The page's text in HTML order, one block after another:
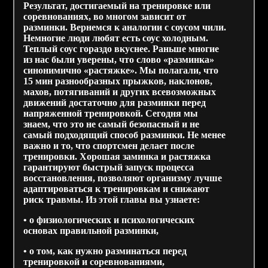
Результат, достигаемый на тренировке или
соревнованиях, во многом зависит от
разминки. Вернемся к аналогии с соусом чили.
Немногие люди любят есть соус холодным.
Теплый соус гораздо вкуснее. Раньше многие
из нас были уверены, что слово «разминка»
синонимично «растяжке». Мы полагали, что
15 мин разнообразных прыжков, наклонов,
махов, потягиваний и других всевозможных
движений достаточно для разминки перед
напряженной тренировкой. Сегодня мы
знаем, что это не самый безопасный и не
самый подходящий способ разминки. Не менее
важно и то, что спортсмен делает после
тренировки. Хорошая заминка и растяжка
гарантируют быстрый запуск процесса
восстановления, позволяют организму лучше
адаптироваться к тренировкам и снижают
риск травмы. Из этой главы вы узнаете:
• о физиологических и психологических
основах правильной разминки,
• о том, как нужно разминаться перед
тренировкой и соревнованиями,